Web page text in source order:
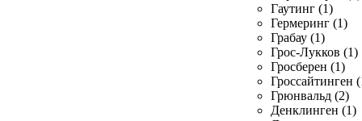
Гаутинг (1)
Гермеринг (1)
Грабау (1)
Грос-Лукков (1)
Гросберен (1)
Гроссайтинген
Грюнвальд (2)
Денклинген (1)